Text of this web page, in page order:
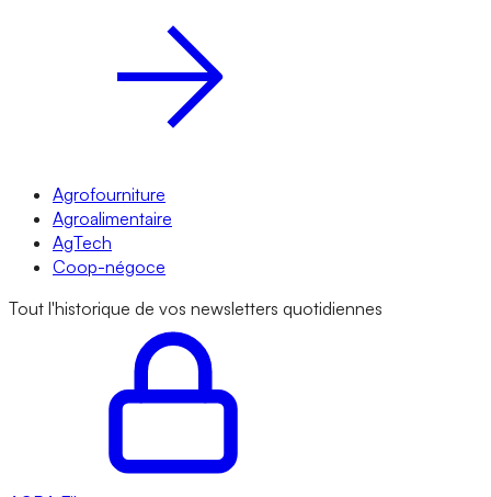
Agrofourniture
Agroalimentaire
AgTech
Coop-négoce
Tout l'historique de vos newsletters quotidiennes